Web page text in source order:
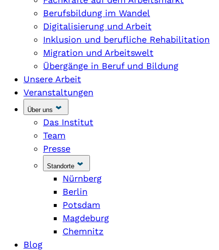
Berufsbildung im Wandel
Digitalisierung und Arbeit
Inklusion und berufliche Rehabilitation
Migration und Arbeitswelt
Übergänge in Beruf und Bildung
Unsere Arbeit
Veranstaltungen
Über uns
Das Institut
Team
Presse
Standorte
Nürnberg
Berlin
Potsdam
Magdeburg
Chemnitz
Blog